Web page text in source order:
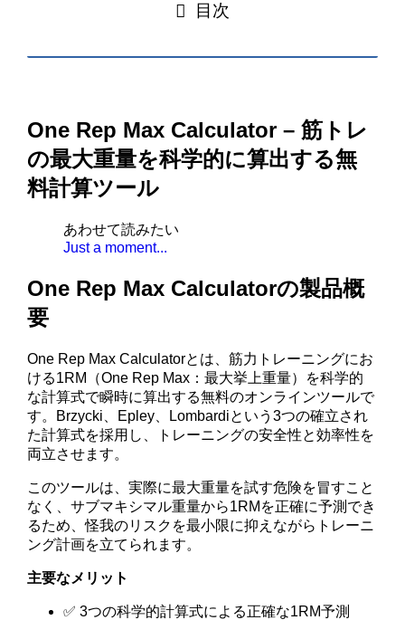
目次
One Rep Max Calculator – 筋トレ
の最大重量を科学的に算出する無
料計算ツール
あわせて読みたい
Just a moment...
One Rep Max Calculatorの製品概
要
One Rep Max Calculatorとは、筋力トレーニングにお
ける1RM（One Rep Max：最大挙上重量）を科学的
な計算式で瞬時に算出する無料のオンラインツールで
す。Brzycki、Epley、Lombardiという3つの確立され
た計算式を採用し、トレーニングの安全性と効率性を
両立させます。
このツールは、実際に最大重量を試す危険を冒すこと
なく、サブマキシマル重量から1RMを正確に予測でき
るため、怪我のリスクを最小限に抑えながらトレーニ
ング計画を立てられます。
主要なメリット
✅ 3つの科学的計算式による正確な1RM予測